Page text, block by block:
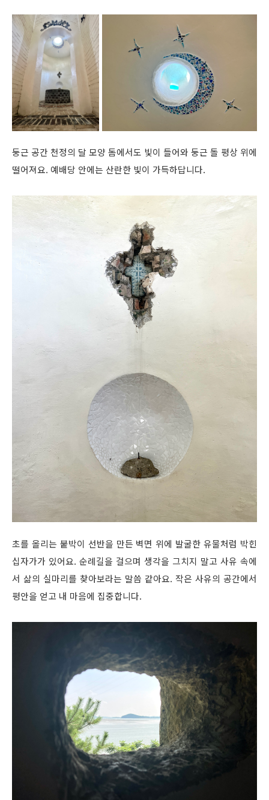
둥근 공간 천정의 달 모양 돔에서도 빛이 들어와 둥근 돌 평상 위에
떨어져요. 예배당 안에는 산란한 빛이 가득하답니다.
초를 올리는 붙박이 선반을 만든 벽면 위에 발굴한 유물처럼 박힌
십자가가 있어요. 순례길을 걸으며 생각을 그치지 말고 사유 속에
서 삶의 실마리를 찾아보라는 말씀 같아요. 작은 사유의 공간에서
평안을 얻고 내 마음에 집중합니다.